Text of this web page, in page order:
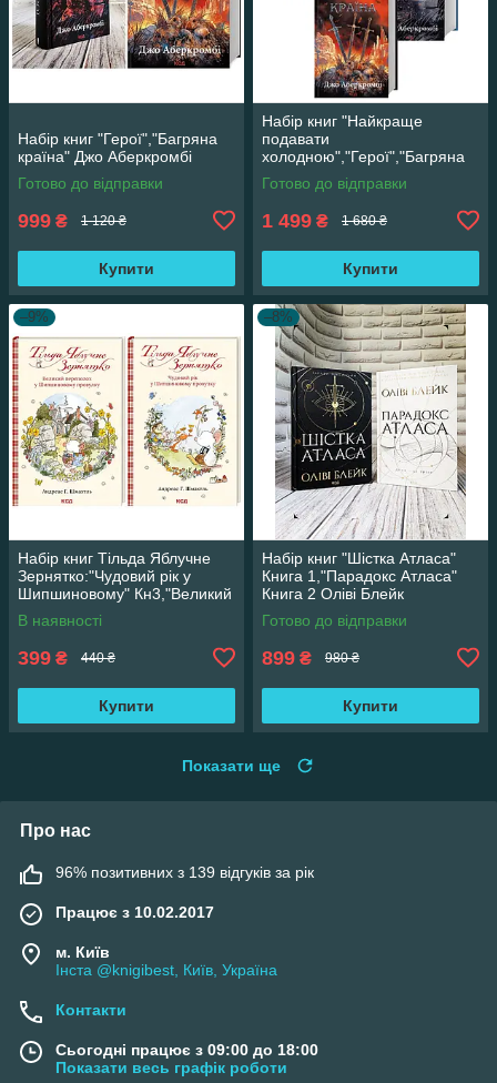
Набір книг "Герої","Багряна
країна" Джо Аберкромбі
Готово до відправки
999 ₴ 1 120 ₴
Купити
Набір книг "Найкраще
подавати
холодною","Герої","Багряна
країна" Джо Аберкромбі
Готово до відправки
1 499 ₴ 1 680 ₴
Купити
–9%
Набір книг Тільда Яблучне
Зернятко:"Чудовий рік у
Шипшиновому" Кн3,"Великий
переполох" Кн 4
В наявності
399 ₴ 440 ₴
Купити
–8%
Набір книг "Шістка Атласа"
Книга 1,"Парадокс Атласа"
Книга 2 Оліві Блейк
Готово до відправки
899 ₴ 980 ₴
Купити
Показати ще
Про нас
96% позитивних з 139 відгуків за рік
Працює з 10.02.2017
м. Київ
Інста @knigibest, Київ, Україна
Контакти
Сьогодні працює з 09:00 до 18:00
Показати весь графік роботи